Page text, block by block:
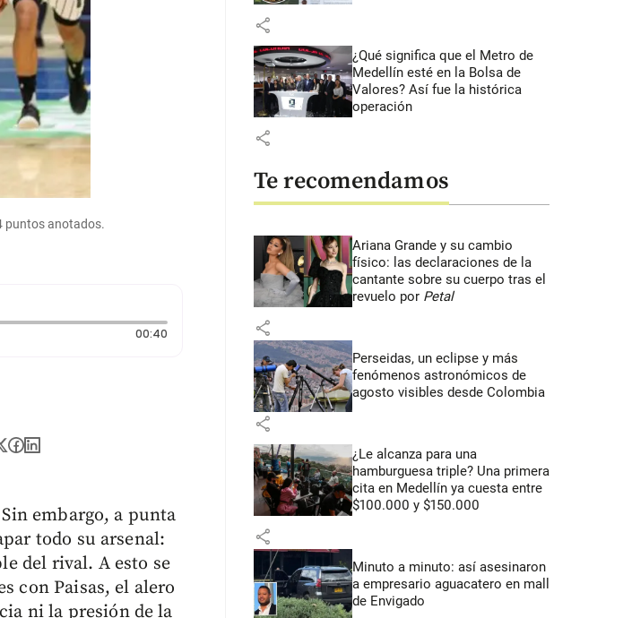
puntos anotados.
00:40Duración: 40 segundos
embargo, a punta
todo su arsenal:
del rival. A esto se
con Paisas, el alero
ni la presión de la
share
¿Qué significa que el Metro de
Medellín esté en la Bolsa de
Valores? Así fue la histórica
operación
share
Te recomendamos
Ariana Grande y su cambio
físico: las declaraciones de la
cantante sobre su cuerpo tras el
revuelo por Petal
share
Perseidas, un eclipse y más
fenómenos astronómicos de
agosto visibles desde Colombia
share
¿Le alcanza para una
hamburguesa triple? Una primera
cita en Medellín ya cuesta entre
$100.000 y $150.000
share
Minuto a minuto: así asesinaron
a empresario aguacatero en mall
de Envigado